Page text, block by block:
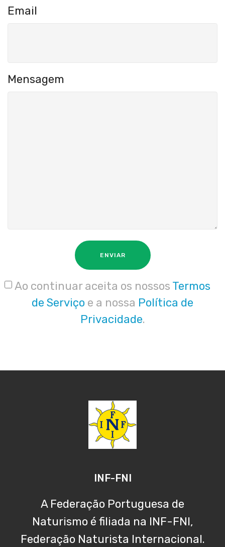
Email
Mensagem
ENVIAR
Ao continuar aceita os nossos Termos
de Serviço e a nossa Política de
Privacidade.
INF-FNI
A Federação Portuguesa de
Naturismo é filiada na INF-FNI,
Federação Naturista Internacional.